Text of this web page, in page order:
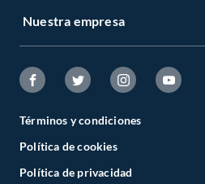
Nuestra empresa
Términos y condiciones
Política de cookies
Política de privacidad